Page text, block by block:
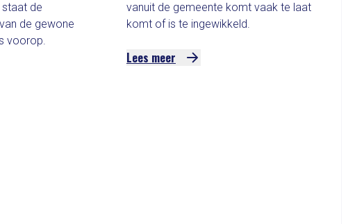
staat de
de gewone
voorop.
vanuit de gemeente komt vaak te laat
komt of is te ingewikkeld.
Lees meer